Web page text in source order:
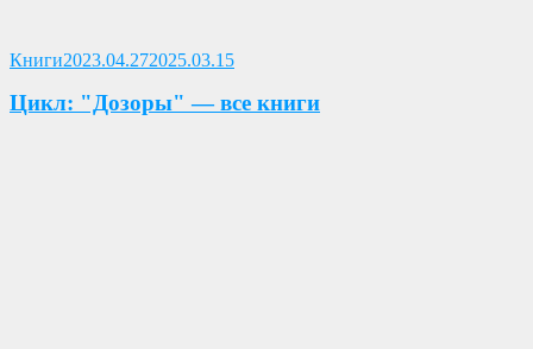
КнигиОпубликовано
2023.04.272025.03.15
Цикл: "Дозоры" — все книги